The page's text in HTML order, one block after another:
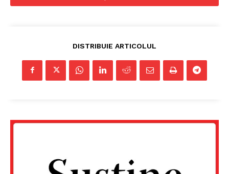
DISTRIBUIE ARTICOLUL